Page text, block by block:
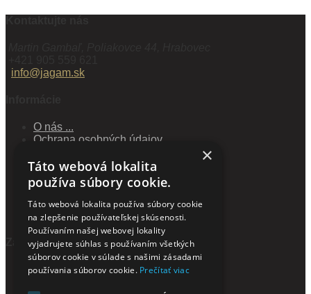
info@jagam.sk
O nás ...
Ochrana osobných údajov
Reklamačný poriadok
Spôsoby dopravy a platby
Veľkoobchod
Odstúpiť od zmluvy tu
Novinky
Zákaznícky servis
Kontaktujte nás
×
Táto webová lokalita
používa súbory cookie.
Táto webová lokalita používa súbory cookie
na zlepšenie používateľskej skúsenosti.
Používaním našej webovej lokality
vyjadrujete súhlas s používaním všetkých
súborov cookie v súlade s našimi zásadami
používania súborov cookie. Prečítať viac